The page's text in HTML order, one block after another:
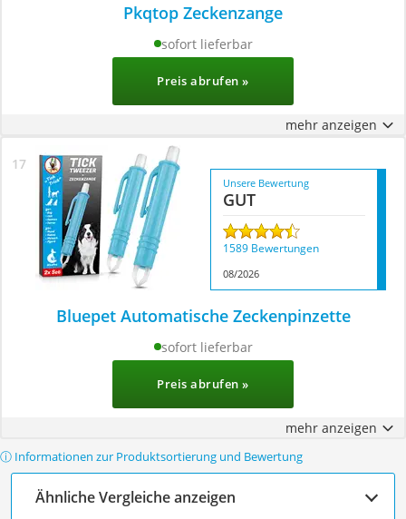
Pkqtop Zeckenzange
sofort lieferbar
Preis abrufen »
mehr anzeigen
Unsere Bewertung
GUT
1589 Bewertungen
08/2026
Bluepet Automatische Zeckenpinzette
sofort lieferbar
Preis abrufen »
mehr anzeigen
ⓘ Informationen zur Produktsortierung und Bewertung
Ähnliche Vergleiche anzeigen